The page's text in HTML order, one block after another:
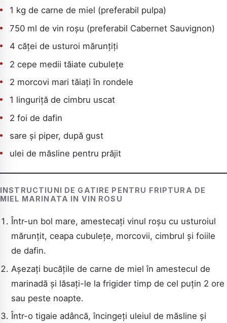
1 kg de carne de miel (preferabil pulpa)
750 ml de vin roșu (preferabil Cabernet Sauvignon)
4 căței de usturoi mărunțiți
2 cepe medii tăiate cubulețe
2 morcovi mari tăiați în rondele
1 linguriță de cimbru uscat
2 foi de dafin
sare și piper, după gust
ulei de măsline pentru prăjit
INSTRUCTIUNI DE GATIRE PENTRU FRIPTURA DE
MIEL MARINATA IN VIN ROSU
Într-un bol mare, amestecați vinul roșu cu usturoiul
mărunțit, ceapa cubulețe, morcovii, cimbrul și foiile
de dafin.
Așezați bucățile de carne de miel în amestecul de
marinadă și lăsați-le la frigider timp de cel puțin 2 ore
sau peste noapte.
Într-o tigaie adâncă, încingeți uleiul de măsline și